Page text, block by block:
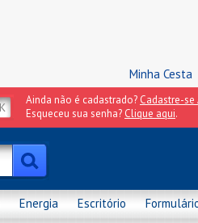
Minha Cesta
Ainda não é cadastrado? Cadastre-se
Esqueceu sua senha? Clique aqui.
Energia Escritório